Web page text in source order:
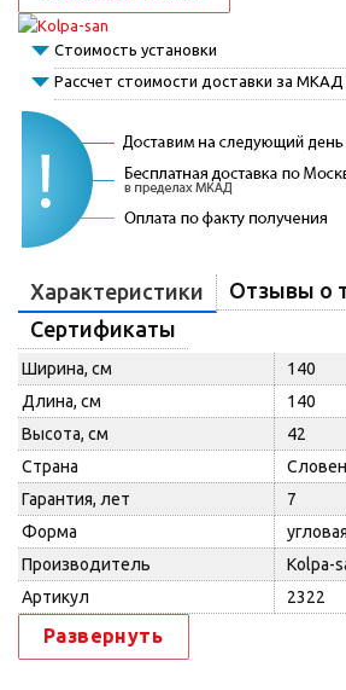
Стоимость установки
Рассчет стоимости доставки за МКАД
Характеристики
Отзывы о
Сертификаты
Ширина, см
140
Длина, см
140
Высота, см
42
Страна
Гарантия, лет
7
Форма
Производитель
Kolpa-
Артикул
2322
Развернуть